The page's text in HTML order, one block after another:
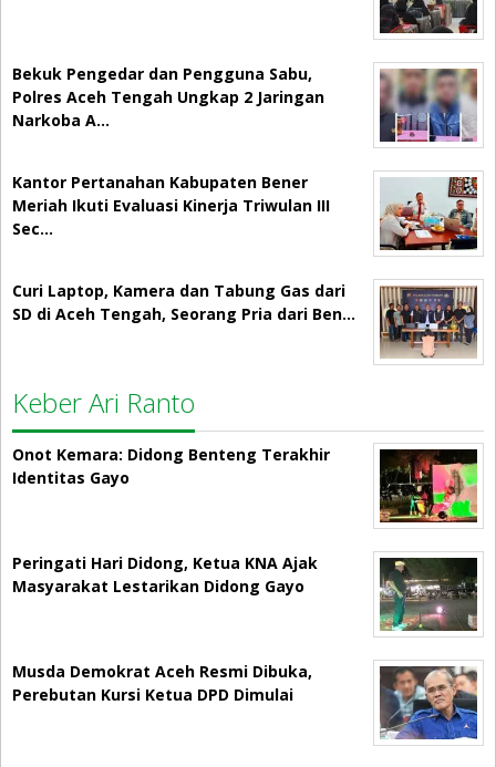
Bekuk Pengedar dan Pengguna Sabu,
Polres Aceh Tengah Ungkap 2 Jaringan
Narkoba A…
Kantor Pertanahan Kabupaten Bener
Meriah Ikuti Evaluasi Kinerja Triwulan III
Sec…
Curi Laptop, Kamera dan Tabung Gas dari
SD di Aceh Tengah, Seorang Pria dari Ben…
Keber Ari Ranto
Onot Kemara: Didong Benteng Terakhir
Identitas Gayo
Peringati Hari Didong, Ketua KNA Ajak
Masyarakat Lestarikan Didong Gayo
Musda Demokrat Aceh Resmi Dibuka,
Perebutan Kursi Ketua DPD Dimulai